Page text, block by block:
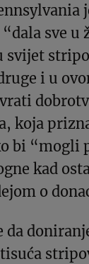
sve u
svijet
i u
koja
bi “mogli
kad
o
da